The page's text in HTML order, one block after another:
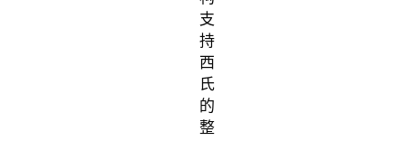
支
持
西
氏
的
整